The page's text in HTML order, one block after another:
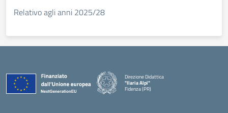
Relativo agli anni 2025/28
Direzione Didattica
"Ilaria Alpi"
Fidenza (PR)